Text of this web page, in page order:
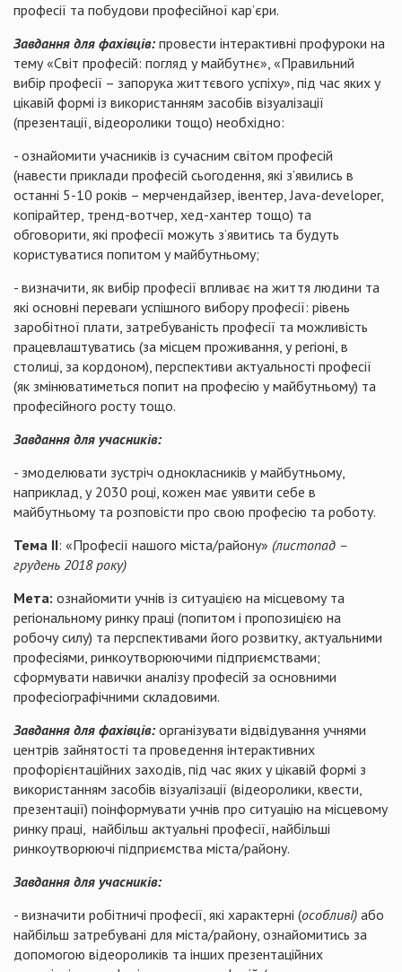
професії та побудови професійної кар’єри.
Завдання для фахівців: провести інтерактивні профуроки на
тему «Світ професій: погляд у майбутнє», «Правильний
вибір професії – запорука життєвого успіху», під час яких у
цікавій формі із використанням засобів візуалізації
(презентації, відеоролики тощо) необхідно:
- ознайомити учасників із сучасним світом професій
(навести приклади професій сьогодення, які з’явились в
останні 5-10 років – мерчендайзер, івентер, Java-developer,
копірайтер, тренд-вотчер, хед-хантер тощо) та
обговорити, які професії можуть з’явитись та будуть
користуватися попитом у майбутньому;
- визначити, як вибір професії впливає на життя людини та
які основні переваги успішного вибору професії: рівень
заробітної плати, затребуваність професії та можливість
працевлаштуватись (за місцем проживання, у регіоні, в
столиці, за кордоном), перспективи актуальності професії
(як змінюватиметься попит на професію у майбутньому) та
професійного росту тощо.
Завдання для учасників:
- змоделювати зустріч однокласників у майбутньому,
наприклад, у 2030 році, кожен має уявити себе в
майбутньому та розповісти про свою професію та роботу.
Тема ІІ: «Професії нашого міста/району» (листопад –
грудень 2018 року)
Мета: ознайомити учнів із ситуацією на місцевому та
регіональному ринку праці (попитом і пропозицією на
робочу силу) та перспективами його розвитку, актуальними
професіями, ринкоутворюючими підприємствами;
сформувати навички аналізу професій за основними
професіографічними складовими.
Завдання для фахівців: організувати відвідування учнями
центрів зайнятості та проведення інтерактивних
профорієнтаційних заходів, під час яких у цікавій формі з
використанням засобів візуалізації (відеоролики, квести,
презентації) поінформувати учнів про ситуацію на місцевому
ринку праці, найбільш актуальні професії, найбільші
ринкоутворюючі підприємства міста/району.
Завдання для учасників:
- визначити робітничі професії, які характерні (особливі) або
найбільш затребувані для міста/району, ознайомитись за
допомогою відеороликів та інших презентаційних